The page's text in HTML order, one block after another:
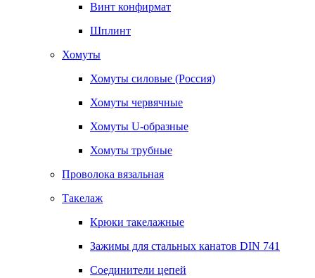
Винт конфирмат
Шплинт
Хомуты
Хомуты силовые (Россия)
Хомуты червячные
Хомуты U-образные
Хомуты трубные
Проволока вязальная
Такелаж
Крюки такелажные
Зажимы для стальных канатов DIN 741
Соединители цепей